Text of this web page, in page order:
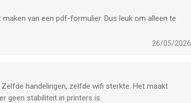
van een pdf-formulier. Dus leuk om alleen te
26/05/2026
handelingen, zelfde wifi sterkte. Het maakt
geen stabiliteit in printers is.